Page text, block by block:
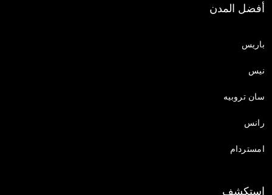
أفضل المدن
باريس
نيس
سان تروبيه
رانس
امستردام
استكشف